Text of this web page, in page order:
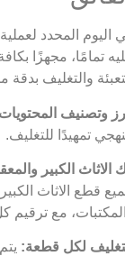
اليوم المحدد
تمامًا، مجهزًا
والتغليف بدقة
وتصنيف
تمهيدًا للتغليف.
الاثاث الكبير
قطع الاثاث
مع ترقيم
لكل قطعة: